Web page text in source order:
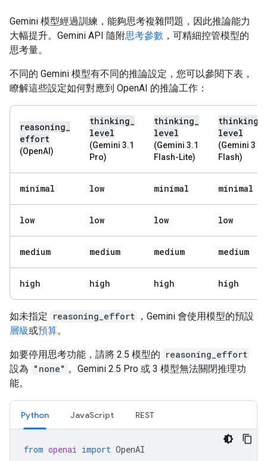
Gemini 模型經過訓練，能夠思考複雜問題，因此推論能力
大幅提升。Gemini API 隨附思考參數 ，可精細控管模型的
思考量。
不同的 Gemini 模型有不同的推論設定，您可以參閱下表，
瞭解這些設定如何對應到 OpenAI 的推論工作：
reasoning
effort
(OpenAI)
thinking
level
(Gemini 3.1
Pro)
thinking
level
(Gemini 3.1
Flash-Lite)
thinking
level
(Gemini 3
Flash)
minimal low minimal minimal
low low low low
medium medium medium medium
high high high high
如未指定 reasoning_effort ，Gemini 會使用模型的預設
層級或預算。
如要停用思考功能，請將 2.5 模型的 reasoning_effort
設為 "none" 。Gemini 2.5 Pro 或 3 模型無法關閉推理功
能。
Python JavaScript REST
from openai import OpenAI